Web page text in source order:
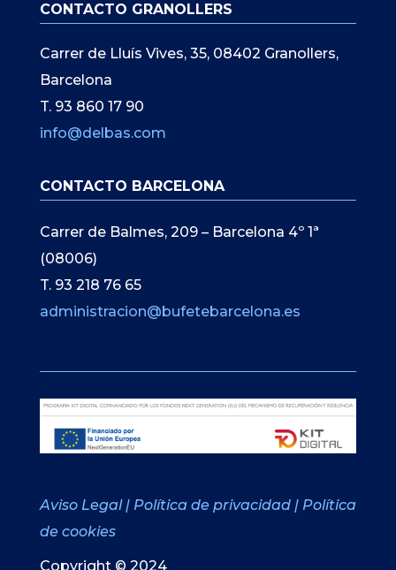
CONTACTO GRANOLLERS
Carrer de Lluís Vives, 35, 08402 Granollers,
Barcelona
T. 93 860 17 90
info@delbas.com
CONTACTO BARCELONA
Carrer de Balmes, 209 – Barcelona 4º 1ª
(08006)
T. 93 218 76 65
administracion@bufetebarcelona.es
Aviso Legal | Política de privacidad | Política
de cookies
Copyright © 2024